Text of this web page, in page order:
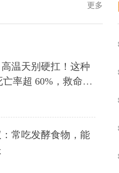
更多
温天别硬扛！这种
亡率超 60%，救命指
常吃发酵食物，能